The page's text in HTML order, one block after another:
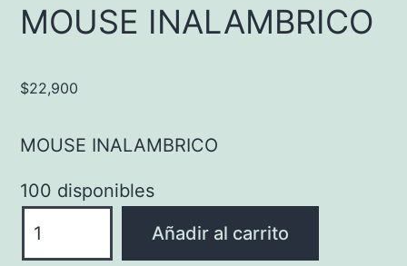
MOUSE INALAMBRICO
$22,900
MOUSE INALAMBRICO
100 disponibles
INALAMBRICO
Añadir al carrito